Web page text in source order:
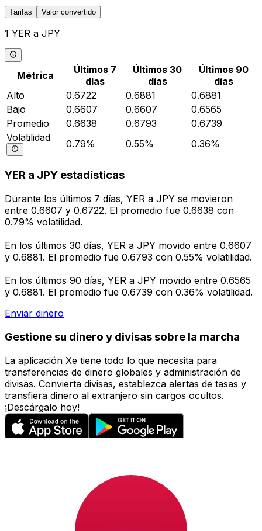
Tarifas Valor convertido
1 YER a JPY
Métrica
Últimos 7
días
Últimos 30
días
Últimos 90
días
Alto
0.6722 0.6881
0.6881
Bajo
0.6607 0.6607
0.6565
Promedio
0.6638 0.6793
0.6739
Volatilidad
0.79% 0.55% 0.36%
YER a JPY estadísticas
Durante los últimos 7 días, YER a JPY se movieron
entre 0.6607 y 0.6722. El promedio fue 0.6638 con
0.79% volatilidad.
En los últimos 30 días, YER a JPY movido entre 0.6607
y 0.6881. El promedio fue 0.6793 con 0.55% volatilidad.
En los últimos 90 días, YER a JPY movido entre 0.6565
y 0.6881. El promedio fue 0.6739 con 0.36% volatilidad.
Enviar dinero
Gestione su dinero y divisas sobre la marcha
La aplicación Xe tiene todo lo que necesita para
transferencias de dinero globales y administración de
divisas. Convierta divisas, establezca alertas de tasas y
transfiera dinero al extranjero sin cargos ocultos.
¡Descárgalo hoy!